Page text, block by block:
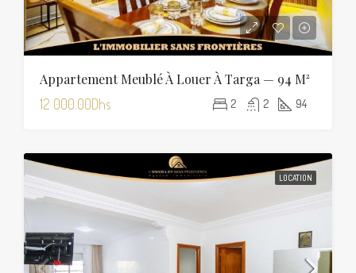
Appartement Meublé À Louer À Targa — 94 M²
12 000.00Dhs 2 2 94
LOCATION